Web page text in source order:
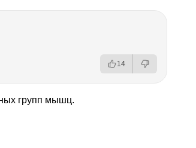
14
групп мышц.